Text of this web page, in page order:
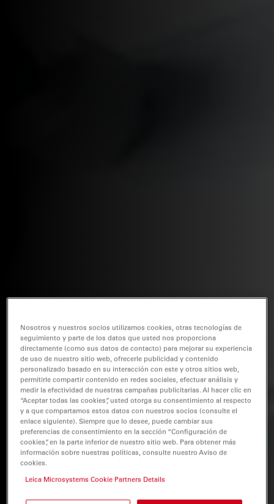
Nosotros y nuestros socios utilizamos cookies, otras tecnologías de
seguimiento y parte de los datos que usted nos proporciona
directamente (como sus datos de contacto) para mejorar su experiencia
de uso de nuestro sitio web, ofrecerle publicidad y contenido
personalizado basado en su interacción con este y otros sitios web,
permitirle compartir contenido en redes sociales, efectuar análisis y
medir la efectividad de nuestras campañas publicitarias. Al hacer clic en
“Aceptar todas las cookies”, usted otorga su consentimiento al respecto
y a que compartamos estos datos con nuestros socios (consulte el
enlace siguiente). Siempre que lo desee, puede cambiar sus
preferencias de consentimiento en la sección “Configuración de
cookies”, en la parte inferior de nuestro sitio web. Para obtener más
información sobre nuestras políticas, consulte nuestro Aviso de
cookies.
Leica Microsystems Cookie Partners Details